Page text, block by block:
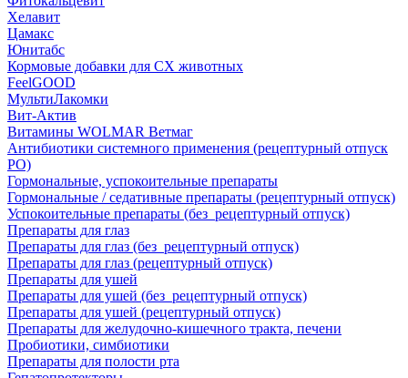
Хелавит
Цамакс
Юнитабс
Кормовые добавки для СХ животных
FeelGOOD
МультиЛакомки
Вит-Актив
Витамины WOLMAR Ветмаг
Антибиотики системного применения (рецептурный отпуск
РО)
Гормональные, успокоительные препараты
Гормональные / седативные препараты (рецептурный отпуск)
Успокоительные препараты (без_рецептурный отпуск)
Препараты для глаз
Препараты для глаз (без_рецептурный отпуск)
Препараты для глаз (рецептурный отпуск)
Препараты для ушей
Препараты для ушей (без_рецептурный отпуск)
Препараты для ушей (рецептурный отпуск)
Препараты для желудочно-кишечного тракта, печени
Пробиотики, симбиотики
Препараты для полости рта